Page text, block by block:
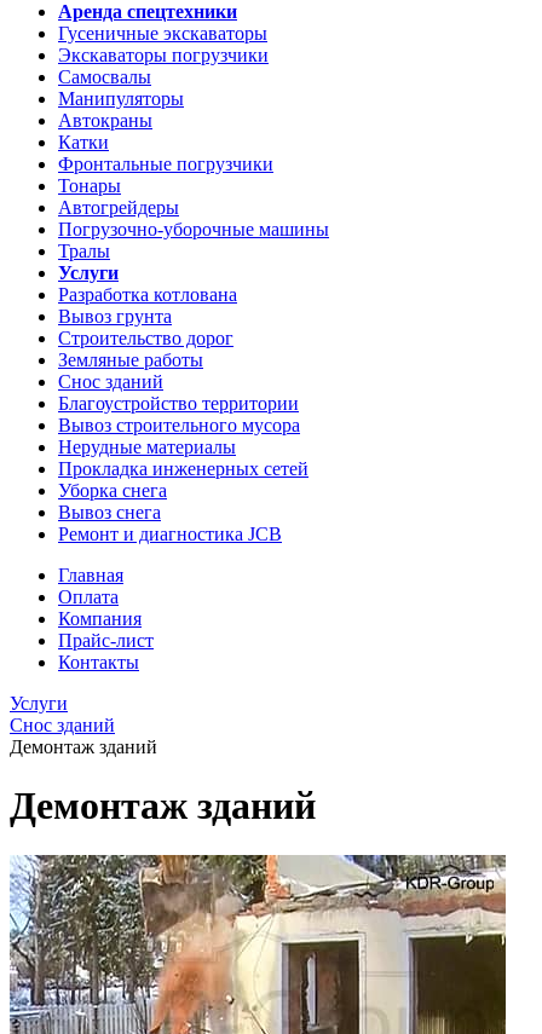
Аренда спецтехники
Гусеничные экскаваторы
Экскаваторы погрузчики
Самосвалы
Манипуляторы
Автокраны
Катки
Фронтальные погрузчики
Тонары
Автогрейдеры
Погрузочно-уборочные машины
Тралы
Услуги
Разработка котлована
Вывоз грунта
Строительство дорог
Земляные работы
Снос зданий
Благоустройство территории
Вывоз строительного мусора
Нерудные материалы
Прокладка инженерных сетей
Уборка снега
Вывоз снега
Ремонт и диагностика JCB
Главная
Оплата
Компания
Прайс-лист
Контакты
Услуги
Снос зданий
Демонтаж зданий
Демонтаж зданий